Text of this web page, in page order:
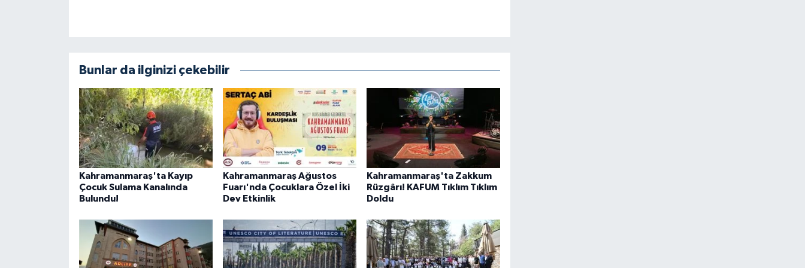
Bunlar da ilginizi çekebilir
Kahramanmaraş'ta Kayıp
Çocuk Sulama Kanalında
Bulundu!
Kahramanmaraş Ağustos
Fuarı'nda Çocuklara Özel İki
Dev Etkinlik
Kahramanmaraş'ta Zakkum
Rüzgârı! KAFUM Tıklım Tıklım
Doldu